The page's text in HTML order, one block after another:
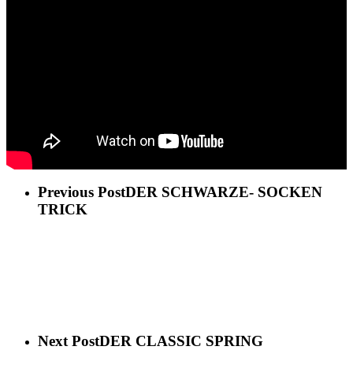
Previous PostDER SCHWARZE- SOCKEN
TRICK
Next PostDER CLASSIC SPRING